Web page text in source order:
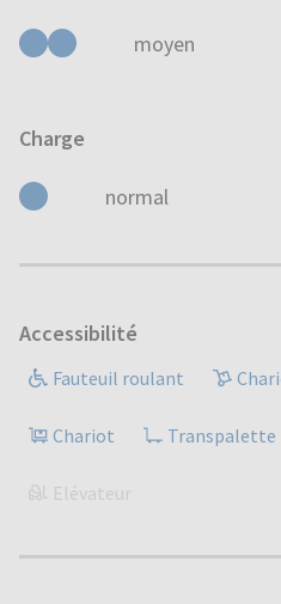
moyen
Charge
normal
Accessibilité
Fauteuil roulant
Chariot Transpalette
Elévateur